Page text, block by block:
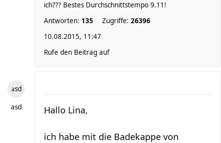
ich??? Bestes Durchschnittstempo 9.11!
Antworten: 135 Zugriffe: 26396
10.08.2015, 11:47
Rufe den Beitrag auf
asd
asd Hallo Lina,
ich habe mit die Badekappe von